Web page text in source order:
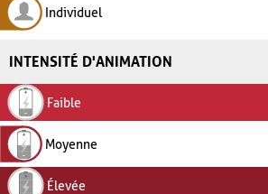
Individuel
INTENSITÉ D'ANIMATION
Faible
Moyenne
Élevée